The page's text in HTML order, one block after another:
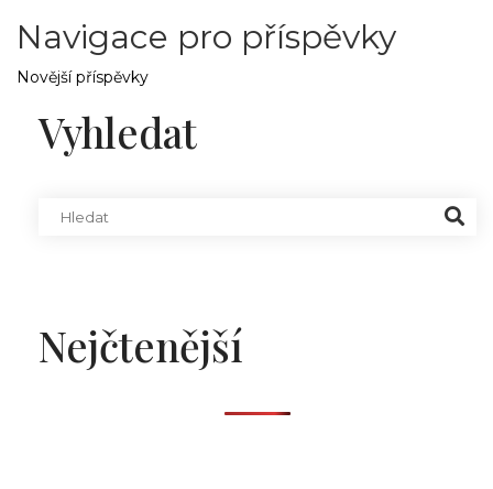
Navigace pro příspěvky
Novější příspěvky
Vyhledat
Nejčtenější